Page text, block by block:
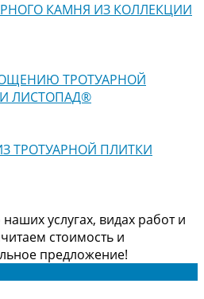
КАМНЯ ИЗ КОЛЛЕКЦИИ
ТРОТУАРНОЙ
ЛИСТОПАД®
ТРОТУАРНОЙ ПЛИТКИ
услугах, видах работ и
стоимость и
предложение!